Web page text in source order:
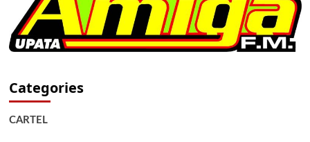
Categories
CARTEL